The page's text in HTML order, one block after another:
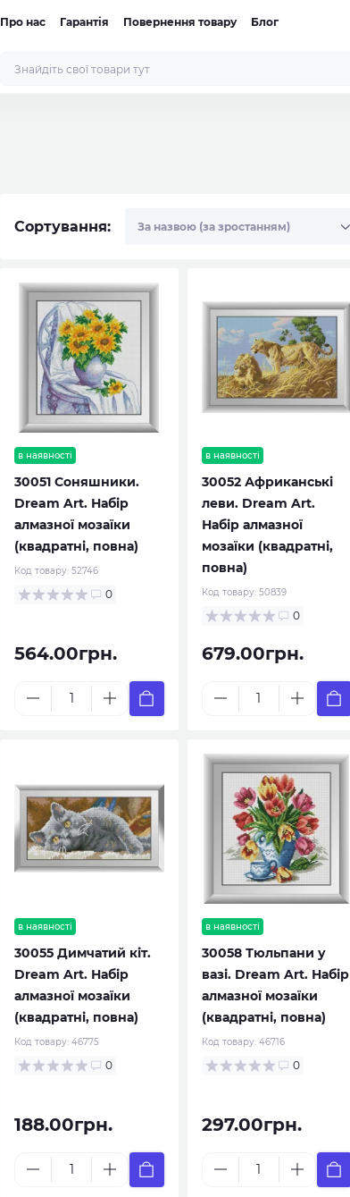
Про нас Гарантія Повернення товару Блог
Сортування:
в наявності
30051 Соняшники.
Dream Art. Набір
алмазної мозаїки
(квадратні, повна)
Код товару: 52746
0
564.00грн.
в наявності
30052 Африканські
леви. Dream Art.
Набір алмазної
мозаїки (квадратні,
повна)
Код товару: 50839
0
679.00грн.
в наявності
30055 Димчатий кіт.
Dream Art. Набір
алмазної мозаїки
(квадратні, повна)
Код товару: 46775
0
188.00грн.
в наявності
30058 Тюльпани у
вазі. Dream Art. Набір
алмазної мозаїки
(квадратні, повна)
Код товару: 46716
0
297.00грн.